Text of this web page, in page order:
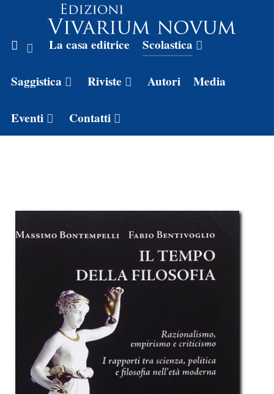
La casa editrice Scolastica
Saggistica Riviste Autori Media
Eventi Contatti